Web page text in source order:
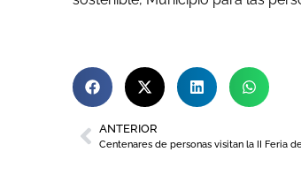
ANTERIOR
Centenares de personas visitan la II Feria